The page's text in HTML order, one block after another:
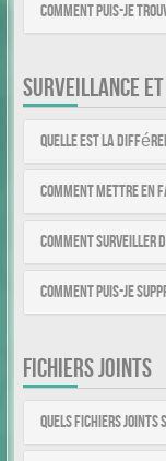
Comment puis-je
SURVEILLANCE
Quelle est la
Comment mettre en
Comment surveiller
Comment puis-je
FICHIERS JOINTS
Quels fichiers joints